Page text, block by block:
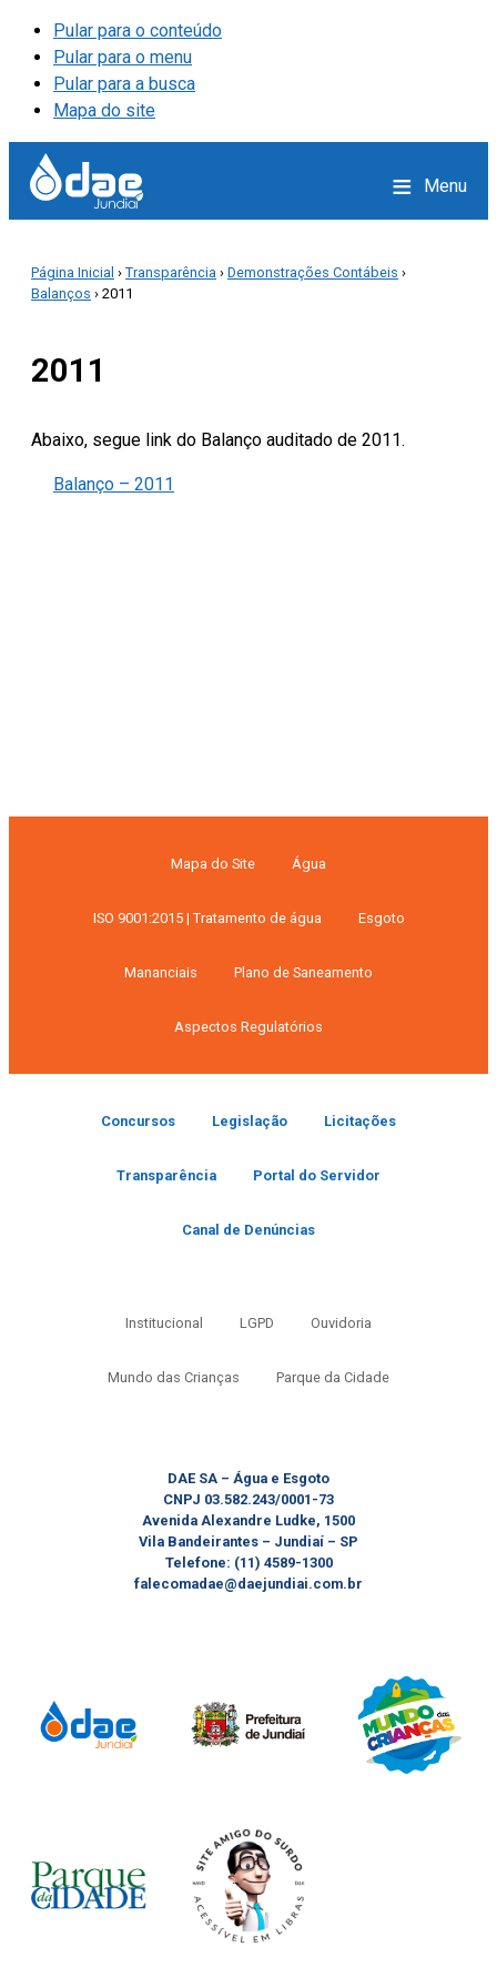
Pular para o conteúdo
Pular para o menu
Pular para a busca
Mapa do site
≡ Menu
Página Inicial › Transparência › Demonstrações Contábeis ›
Balanços › 2011
2011
Abaixo, segue link do Balanço auditado de 2011.
Balanço – 2011
Mapa do Site Água
ISO 9001:2015 | Tratamento de água Esgoto
Mananciais Plano de Saneamento
Aspectos Regulatórios
Concursos Legislação Licitações
Transparência Portal do Servidor
Canal de Denúncias
Institucional LGPD Ouvidoria
Mundo das Crianças Parque da Cidade
DAE SA – Água e Esgoto
CNPJ 03.582.243/0001-73
Avenida Alexandre Ludke, 1500
Vila Bandeirantes – Jundiaí – SP
Telefone: (11) 4589-1300
falecomadae@daejundiai.com.br